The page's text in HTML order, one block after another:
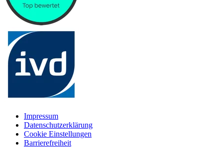
Impressum
Datenschutzerklärung
Cookie Einstellungen
Barrierefreiheit